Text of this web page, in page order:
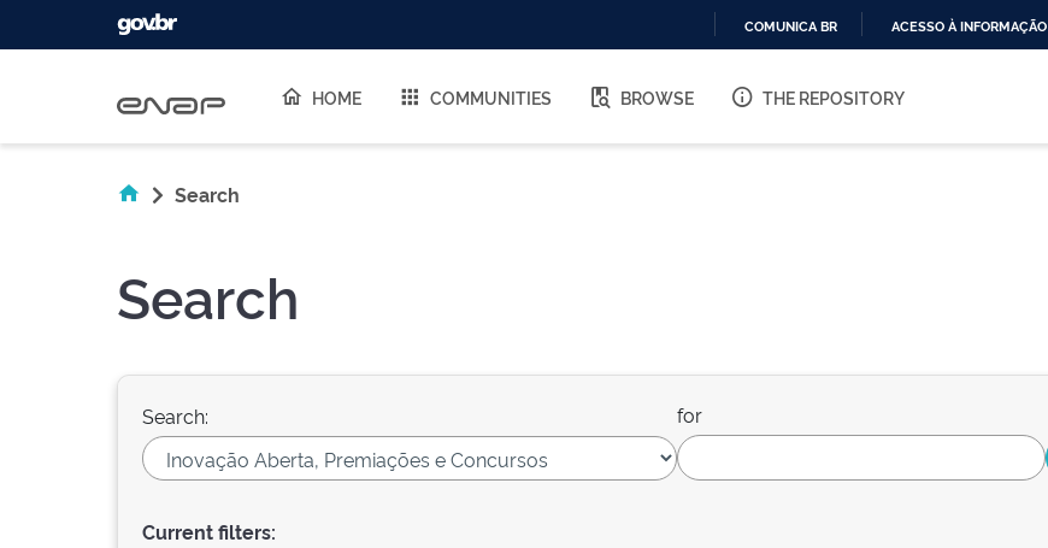
O
COMUNICA BR ACESSO À INFORMAÇÃO
HOME COMMUNITIES BROWSE THE REPOSITORY
Search
Search
Search: for
Current filters: